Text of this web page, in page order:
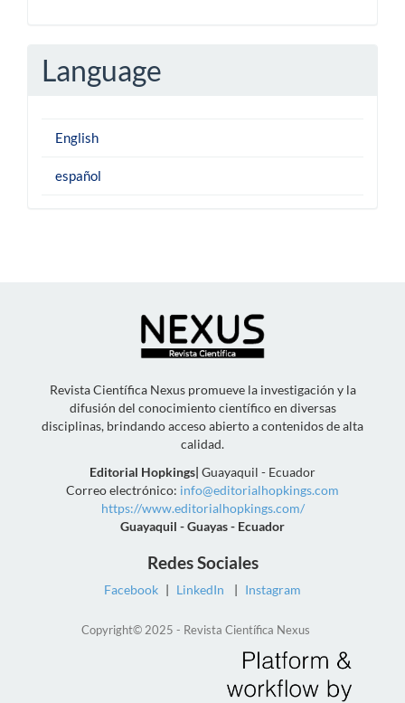
Language
English
español
Revista Científica Nexus promueve la investigación y la
difusión del conocimiento científico en diversas
disciplinas, brindando acceso abierto a contenidos de alta
calidad.
Editorial Hopkings| Guayaquil - Ecuador
Correo electrónico: info@editorialhopkings.com
https://www.editorialhopkings.com/
Guayaquil - Guayas - Ecuador
Redes Sociales
Facebook | LinkedIn | Instagram
Copyright© 2025 - Revista Científica Nexus